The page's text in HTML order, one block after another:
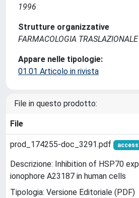
1996
Strutture organizzative
FARMACOLOGIA
Appare nelle tipologie:
01.01 Articolo in rivista
File in questo prodotto:
File
prod_174255-doc_3291.pdf
Descrizione: Inhibition of HSP70
ionophore A23187 in human cells
Tipologia: Versione Editoriale (PDF)